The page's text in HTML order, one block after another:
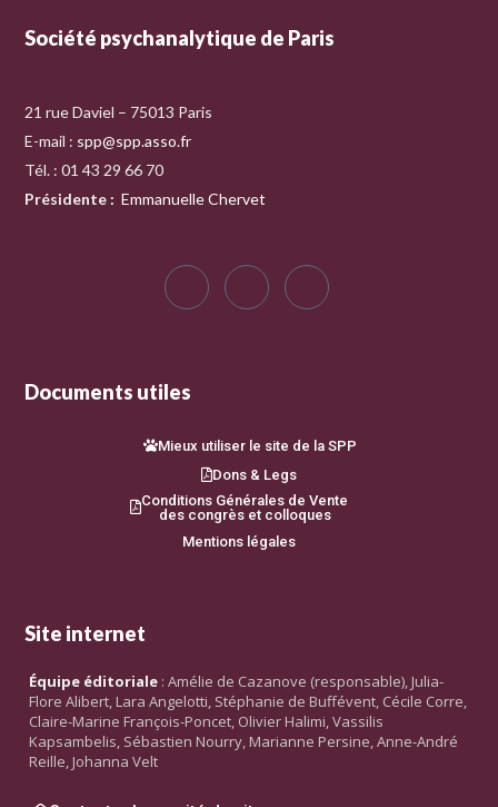
Société psychanalytique de Paris
21 rue Daviel – 75013 Paris
E-mail : spp@spp.asso.fr
Tél. : 01 43 29 66 70
Présidente : Emmanuelle Chervet
Documents utiles
Mieux utiliser le site de la SPP
Dons & Legs
Conditions Générales de Vente
des congrès et colloques
Mentions légales
Site internet
Équipe éditoriale : Amélie de Cazanove (responsable), Julia-
Flore Alibert, Lara Angelotti, Stéphanie de Buffévent, Cécile Corre,
Claire-Marine François-Poncet, Olivier Halimi, Vassilis
Kapsambelis, Sébastien Nourry, Marianne Persine, Anne-André
Reille, Johanna Velt